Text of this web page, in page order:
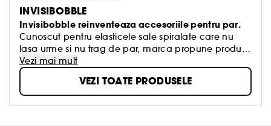
INVISIBOBBLE
Invisibobble reinventeaza accesoriile pentru par.
Cunoscut pentru elasticele sale spiralate care nu
lasa urme si nu trag de par, marca propune produse
inovatoare si in tendinte, cum ar fi kiturile pentru
bucle fara caldura. Design, confort si fixare perfecta
pentru toate tipurile de par. Coafuri de senzatie, fara
compromisuri.
Vezi mai mult
VEZI TOATE PRODUSELE